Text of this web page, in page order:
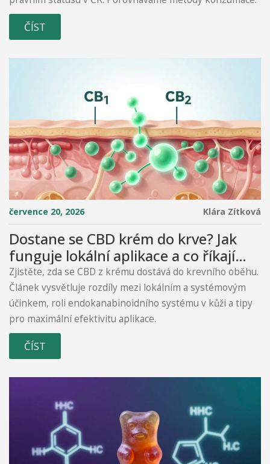
ČÍST
července 20, 2026 Klára Zítková
Dostane se CBD krém do krve? Jak
funguje lokální aplikace a co říkají
studie
Zjistěte, zda se CBD z krému dostává do krevního oběhu.
Článek vysvětluje rozdíly mezi lokálním a systémovým
účinkem, roli endokanabinoidního systému v kůži a tipy
pro maximální efektivitu aplikace.
ČÍST